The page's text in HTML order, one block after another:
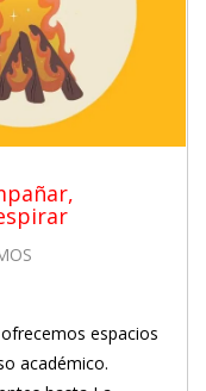
espacios
académico.